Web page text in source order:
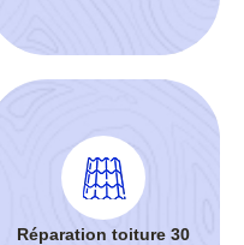
Réparation toiture 30